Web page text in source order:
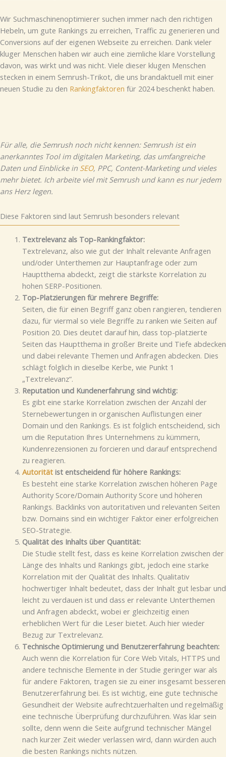
Wir Suchmaschinenoptimierer suchen immer nach den richtigen
Hebeln, um gute Rankings zu erreichen, Traffic zu generieren und
Conversions auf der eigenen Webseite zu erreichen. Dank vieler
kluger Menschen haben wir auch eine ziemliche klare Vorstellung
davon, was wirkt und was nicht. Viele dieser klugen Menschen
stecken in einem Semrush-Trikot, die uns brandaktuell mit einer
neuen Studie zu den Rankingfaktoren für 2024 beschenkt haben.
Für alle, die Semrush noch nicht kennen: Semrush ist ein
anerkanntes Tool im digitalen Marketing, das umfangreiche
Daten und Einblicke in SEO, PPC, Content-Marketing und vieles
mehr bietet. Ich arbeite viel mit Semrush und kann es nur jedem
ans Herz legen.
Diese Faktoren sind laut Semrush besonders relevant
Textrelevanz als Top-Rankingfaktor:
Textrelevanz, also wie gut der Inhalt relevante Anfragen
und/oder Unterthemen zur Hauptanfrage oder zum
Hauptthema abdeckt, zeigt die stärkste Korrelation zu
hohen SERP-Positionen.
Top-Platzierungen für mehrere Begriffe:
Seiten, die für einen Begriff ganz oben rangieren, tendieren
dazu, für viermal so viele Begriffe zu ranken wie Seiten auf
Position 20. Dies deutet darauf hin, dass top-platzierte
Seiten das Hauptthema in großer Breite und Tiefe abdecken
und dabei relevante Themen und Anfragen abdecken. Dies
schlägt folglich in dieselbe Kerbe, wie Punkt 1
„Textrelevanz“.
Reputation und Kundenerfahrung sind wichtig:
Es gibt eine starke Korrelation zwischen der Anzahl der
Sternebewertungen in organischen Auflistungen einer
Domain und den Rankings. Es ist folglich entscheidend, sich
um die Reputation Ihres Unternehmens zu kümmern,
Kundenrezensionen zu forcieren und darauf entsprechend
zu reagieren.
Autoritätist entscheidend für höhere Rankings:
Es besteht eine starke Korrelation zwischen höheren Page
Authority Score/Domain Authority Score und höheren
Rankings. Backlinks von autoritativen und relevanten Seiten
bzw. Domains sind ein wichtiger Faktor einer erfolgreichen
SEO-Strategie.
Qualität des Inhalts über Quantität:
Die Studie stellt fest, dass es keine Korrelation zwischen der
Länge des Inhalts und Rankings gibt, jedoch eine starke
Korrelation mit der Qualität des Inhalts. Qualitativ
hochwertiger Inhalt bedeutet, dass der Inhalt gut lesbar und
leicht zu verdauen ist und dass er relevante Unterthemen
und Anfragen abdeckt, wobei er gleichzeitig einen
erheblichen Wert für die Leser bietet. Auch hier wieder
Bezug zur Textrelevanz.
Technische Optimierung und Benutzererfahrung beachten:
Auch wenn die Korrelation für Core Web Vitals, HTTPS und
andere technische Elemente in der Studie geringer war als
für andere Faktoren, tragen sie zu einer insgesamt besseren
Benutzererfahrung bei. Es ist wichtig, eine gute technische
Gesundheit der Website aufrechtzuerhalten und regelmäßig
eine technische Überprüfung durchzuführen​​. Was klar sein
sollte, denn wenn die Seite aufgrund technischer Mängel
nach kurzer Zeit wieder verlassen wird, dann würden auch
die besten Rankings nichts nützen.